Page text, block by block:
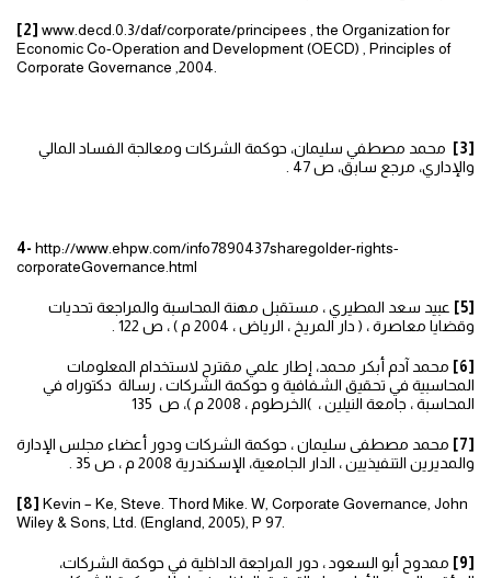
[2] www.decd.0.3/daf/corporate/principees , the Organization for
Economic Co-Operation and Development (OECD) , Principles of
Corporate Governance ,2004.
[3]
محمد مصطفي سليمان، حوكمة الشركات ومعالجة الفساد المالي
والإداري، مرجع سابق، ص 47 .
4- http://www.ehpw.com/info7890437sharegolder-rights-
corporateGovernance.html
[5]
عبيد سعد المطيري ، مستقبل مهنة المحاسبة والمراجعة تحديات
وقضايا معاصرة ، ( دار المريخ ، الرياض ، 2004 م ) ، ص 122 .
[6]
محمد آدم أبكر محمد، إطار علمي مقترح لاستخدام المعلومات
المحاسبية في تحقيق الشفافية و حوكمة الشركات ، رسالة دكتوراه في
المحاسبة ، جامعة النيلين ، )الخرطوم ، 2008 م )، ص 135
[7]
محمد مصطفى سليمان ، حوكمة الشركات ودور أعضاء مجلس الإدارة
والمديرين التنفيذيين ، الدار الجامعية، الإسكندرية 2008 م ، ص 35 .
[8] Kevin – Ke, Steve. Thord Mike. W, Corporate Governance, John
Wiley & Sons, Ltd. (England, 2005), P 97.
[9]
ممدوح أبو السعود ، دور المراجعة الداخلية في حوكمة الشركات،